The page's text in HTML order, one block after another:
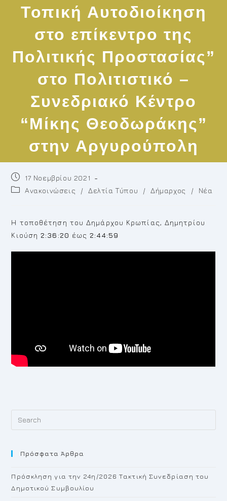
Τοπική Αυτοδιοίκηση
στο επίκεντρο της
Πολιτικής Προστασίας”
στο Πολιτιστικό –
Συνεδριακό Κέντρο
“Μίκης Θεοδωράκης”
στην Αργυρούπολη
Post
published:
17 Νοεμβρίου 2021
PostΑνακοινώσεις / Δελτία Τύπου / Δήμαρχος / Νέα
Η τοποθέτηση του Δημάρχου Κρωπίας, Δημητρίου
Κιούση2:36:20 έως2:44:59
Πρόσφατα Άρθρα
Πρόσκληση για την 24η/2026 Τακτική Συνεδρίαση του
Δημοτικού Συμβουλίου